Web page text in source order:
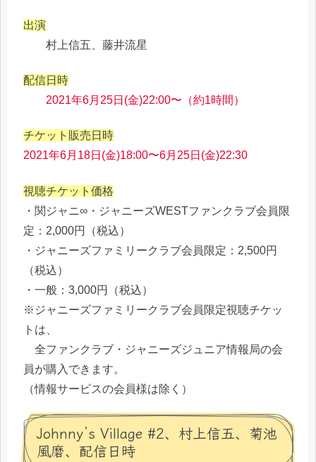
出演
村上信五、藤井流星
配信日時
2021年6月25日(金)22:00〜（約1時間）
チケット販売日時
2021年6月18日(金)18:00〜6月25日(金)22:30
視聴チケット価格
・関ジャニ∞・ジャニーズWESTファンクラブ会員限
定：2,000円（税込）
・ジャニーズファミリークラブ会員限定：2,500円
（税込）
・一般：3,000円（税込）
※ジャニーズファミリークラブ会員限定視聴チケッ
トは、
全ファンクラブ・ジャニーズジュニア情報局の会
員が購入できます。
（情報サービスの会員様は除く）
Johnny’s Village #2、村上信五、菊池
風磨、配信日時